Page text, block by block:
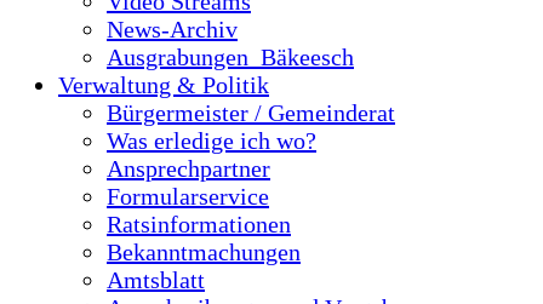
News-Archiv
Ausgrabungen_Bäkeesch
Verwaltung & Politik
Bürgermeister / Gemeinderat
Was erledige ich wo?
Ansprechpartner
Formularservice
Ratsinformationen
Bekanntmachungen
Amtsblatt